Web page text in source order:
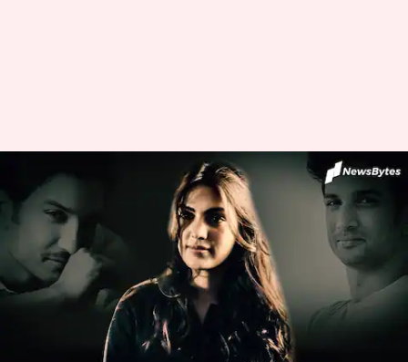
सुशांत सिंह आत्महत्या मामला: रिया
चक्रवर्ती ने जारी किया वीडियो, कहा-
न्याय मिलने का भरोसा
लेखन प्रमोद कुमार 07:02 pm
सुशांत सिंह राजपूत की आत्महत्या के बाद कई आरोपों से